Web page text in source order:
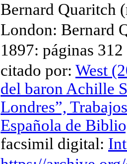
Bernard Quaritch
London: Bernard
1897: páginas 312
citado por: West
del baron Achille
Londres”,
Española de
facsimil digital: